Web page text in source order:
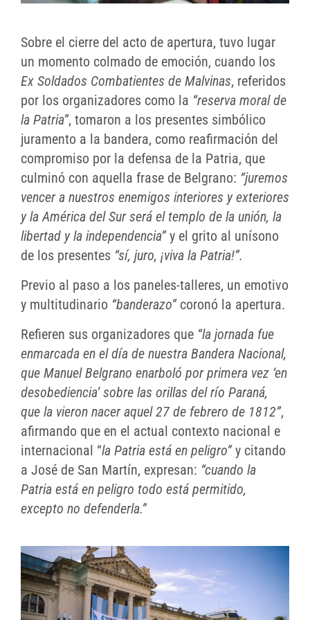
Sobre el cierre del acto de apertura, tuvo lugar
un momento colmado de emoción, cuando los
Ex Soldados Combatientes de Malvinas, referidos
por los organizadores como la “reserva moral de
la Patria”, tomaron a los presentes simbólico
juramento a la bandera, como reafirmación del
compromiso por la defensa de la Patria, que
culminó con aquella frase de Belgrano: “juremos
vencer a nuestros enemigos interiores y exteriores
y la América del Sur será el templo de la unión, la
libertad y la independencia”y el grito al unísono
de los presentes “sí, juro, ¡viva la Patria!”.
Previo al paso a los paneles-talleres, un emotivo
y multitudinario “banderazo”coronó la apertura.
Refieren sus organizadores que “la jornada fue
enmarcada en el día de nuestra Bandera Nacional,
que Manuel Belgrano enarboló por primera vez ‘en
desobediencia’ sobre las orillas del río Paraná,
que la vieron nacer aquel 27 de febrero de 1812”,
afirmando que en el actual contexto nacional e
internacional “la Patria está en peligro”y citando
a José de San Martín, expresan: “cuando la
Patria está en peligro todo está permitido,
excepto no defenderla.”